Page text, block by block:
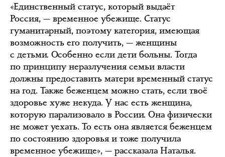
«Единственный статус, который выдаёт
Россия, — временное убежище. Статус
гуманитарный, поэтому категория, имеющая
возможность его получить, — женщины
с детьми. Особенно если дети больны. Тогда
по принципу неразлучения семьи власти
должны предоставить матери временный статус
на год. Также беженцем можно стать, если твоё
здоровье хуже некуда. У нас есть женщина,
которую парализовало в России. Она физически
не может уехать. То есть она является беженцем
по состоянию здоровья и тоже получила
временное убежище», — рассказала Наталья.